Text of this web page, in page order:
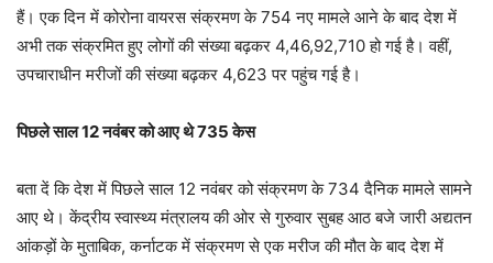
हैं। एक दिन में कोरोना वायरस संक्रमण के 754 नए मामले आने के बाद देश में
अभी तक संक्रमित हुए लोगों की संख्या बढ़कर 4,46,92,710 हो गई है। वहीं,
उपचाराधीन मरीजों की संख्या बढ़कर 4,623 पर पहुंच गई है।
पिछले साल 12 नवंबर को आए थे 735 केस
बता दें कि देश में पिछले साल 12 नवंबर को संक्रमण के 734 दैनिक मामले सामने
आए थे। केंद्रीय स्वास्थ्य मंत्रालय की ओर से गुरुवार सुबह आठ बजे जारी अद्यतन
आंकड़ों के मुताबिक, कर्नाटक में संक्रमण से एक मरीज की मौत के बाद देश में